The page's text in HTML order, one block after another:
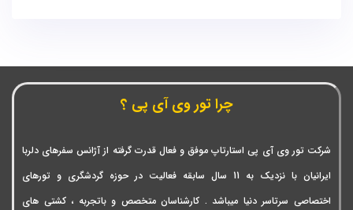
چرا تور وی آی پی ؟
شرکت تور وی آی پی استارتاپ موفق و فعال قدرت گرفته از آژانس سفرهای دلربا
ایرانیان با نزدیک به 11 سال سابقه فعالیت در حوزه گردشگری و تورهای
اختصاصی سرتاسر دنیا میباشد . کارشناسان متخصص و باتجربه ، کشتی های